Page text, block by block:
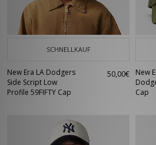
SCHNELLKAUF
New Era LA Dodgers
Side Script Low
Profile 59FIFTY Cap
50,00€
New
Cap